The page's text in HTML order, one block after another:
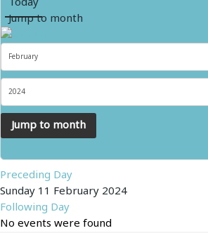
Jump to month
Jump to month
Preceding Day
Sunday 11 February 2024
Following Day
No events were found